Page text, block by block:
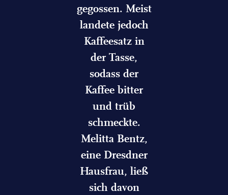
gegossen. Meist
landete jedoch
Kaffeesatz in
der Tasse,
sodass der
Kaffee bitter
und trüb
schmeckte.
Melitta Bentz,
eine Dresdner
Hausfrau, ließ
sich davon